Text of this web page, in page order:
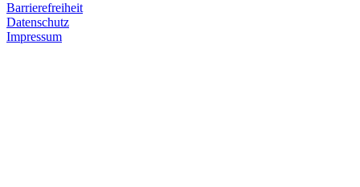
Barrierefreiheit
Datenschutz
Impressum